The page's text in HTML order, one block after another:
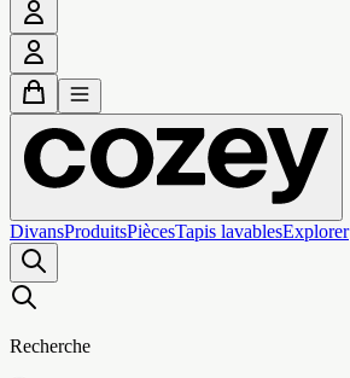
DivansProduitsPiècesTapis lavablesExplorer
Recherche